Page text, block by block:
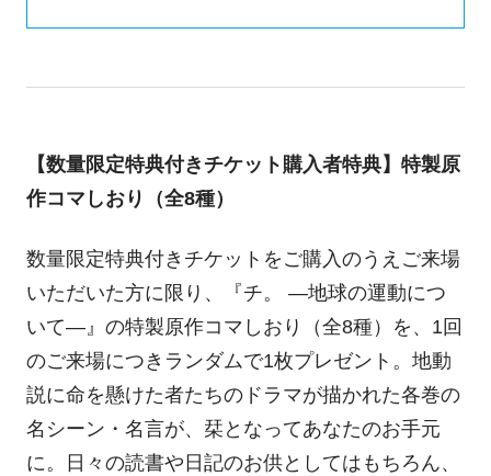
【数量限定特典付きチケット購入者特典】特製原
作コマしおり（全8種）
数量限定特典付きチケットをご購入のうえご来場
いただいた方に限り、『チ。 ―地球の運動につ
いて―』の特製原作コマしおり（全8種）を、1回
のご来場につきランダムで1枚プレゼント。地動
説に命を懸けた者たちのドラマが描かれた各巻の
名シーン・名言が、栞となってあなたのお手元
に。日々の読書や日記のお供としてはもちろん、